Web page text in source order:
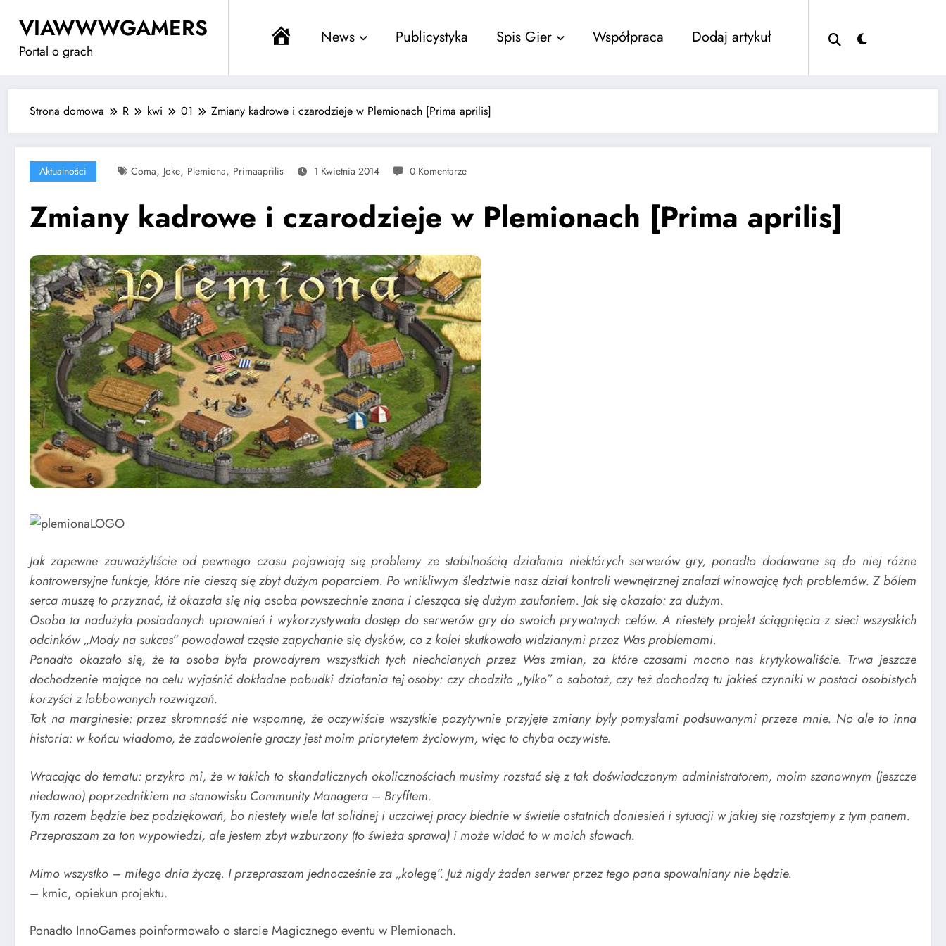
treści
VIAWWWGAMERS
Portal o grach
MenuNews Publicystyka Spis Gier Współpraca Dodaj artykuł
Strona domowa R kwi 01 Zmiany kadrowe i czarodzieje w Plemionach [Prima aprilis]
Aktualności Coma, Joke, Plemiona, Primaaprilis 1 Kwietnia 2014 0 Komentarze
Zmiany kadrowe i czarodzieje w Plemionach [Prima aprilis]
Jak zapewne zauważyliście od pewnego czasu pojawiają się problemy ze stabilnością działania niektórych serwerów gry, ponadto dodawane są do niej różne
kontrowersyjne funkcje, które nie cieszą się zbyt dużym poparciem. Po wnikliwym śledztwie nasz dział kontroli wewnętrznej znalazł winowajcę tych problemów. Z bólem
serca muszę to przyznać, iż okazała się nią osoba powszechnie znana i ciesząca się dużym zaufaniem. Jak się okazało: za dużym.
Osoba ta nadużyła posiadanych uprawnień i wykorzystywała dostęp do serwerów gry do swoich prywatnych celów. A niestety projekt ściągnięcia z sieci wszystkich
odcinków „Mody na sukces” powodował częste zapychanie się dysków, co z kolei skutkowało widzianymi przez Was problemami.
Ponadto okazało się, że ta osoba była prowodyrem wszystkich tych niechcianych przez Was zmian, za które czasami mocno nas krytykowaliście. Trwa jeszcze
dochodzenie mające na celu wyjaśnić dokładne pobudki działania tej osoby: czy chodziło „tylko” o sabotaż, czy też dochodzą tu jakieś czynniki w postaci osobistych
korzyści z lobbowanych rozwiązań.
Tak na marginesie: przez skromność nie wspomnę, że oczywiście wszystkie pozytywnie przyjęte zmiany były pomysłami podsuwanymi przeze mnie. No ale to inna
historia: w końcu wiadomo, że zadowolenie graczy jest moim priorytetem życiowym, więc to chyba oczywiste.
Wracając do tematu: przykro mi, że w takich to skandalicznych okolicznościach musimy rozstać się z tak doświadczonym administratorem, moim szanownym (jeszcze
niedawno) poprzednikiem na stanowisku Community Managera – Bryfftem.
Tym razem będzie bez podziękowań, bo niestety wiele lat solidnej i uczciwej pracy blednie w świetle ostatnich doniesień i sytuacji w jakiej się rozstajemy z tym panem.
Przepraszam za ton wypowiedzi, ale jestem zbyt wzburzony (to świeża sprawa) i może widać to w moich słowach.
Mimo wszystko – miłego dnia życzę. I przepraszam jednocześnie za „kolegę”. Już nigdy żaden serwer przez tego pana spowalniany nie będzie.
– kmic, opiekun projektu.
Ponadto InnoGames poinformowało o starcie Magicznego eventu w Plemionach.